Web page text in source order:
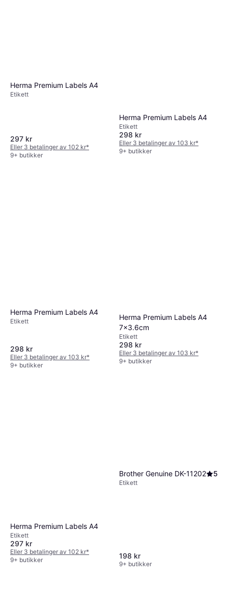
Herma Premium Labels A4
Etikett
297 kr
Eller 3 betalinger av 102 kr*
9+ butikker
Herma Premium Labels A4
Etikett
298 kr
Eller 3 betalinger av 103 kr*
9+ butikker
Herma Premium Labels A4
Etikett
298 kr
Eller 3 betalinger av 103 kr*
9+ butikker
Herma Premium Labels A4
7x3.6cm
Etikett
298 kr
Eller 3 betalinger av 103 kr*
9+ butikker
Herma Premium Labels A4
Etikett
297 kr
Eller 3 betalinger av 102 kr*
9+ butikker
Brother Genuine DK-11202 5
Etikett
198 kr
9+ butikker